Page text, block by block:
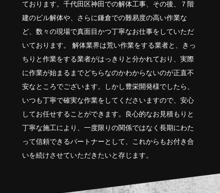
ております。千代田区神田での解体工事、その後、７階
建のビル解体や、さらに鎌倉での難易度の高い作業な
ど、数々の現場で真面目かつ丁寧なお仕事をしていただ
いております。 解体業界は荒い作業をする業者と、きっ
ちりと作業をする業者がはっきりと分かれており、実際
に作業が始まるまでどちらなのかわからないのが正直不
安なところでございます。しかし豊栄開発様でしたら、
いつも丁寧で確実な作業をしてくださいますので、安心
してお任せすることができます。良心的なお見積もりと
丁寧な施工により、一度限りの関係ではなく長期にわた
って信頼できるパートナーとして、これからもお付き合
いを続けさせていただきたいと存じます。